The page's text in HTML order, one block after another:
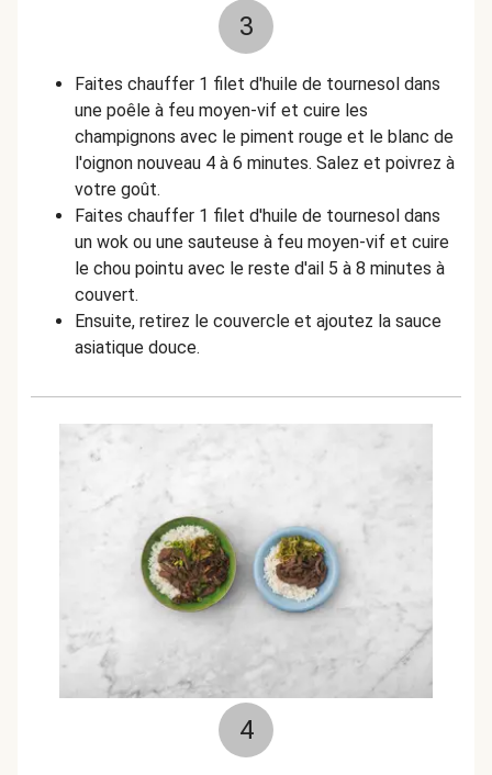
3
Faites chauffer 1 filet d'huile de tournesol dans
une poêle à feu moyen-vif et cuire les
champignons avec le piment rouge et le blanc de
l'oignon nouveau 4 à 6 minutes. Salez et poivrez à
votre goût.
Faites chauffer 1 filet d'huile de tournesol dans
un wok ou une sauteuse à feu moyen-vif et cuire
le chou pointu avec le reste d'ail 5 à 8 minutes à
couvert.
Ensuite, retirez le couvercle et ajoutez la sauce
asiatique douce.
4